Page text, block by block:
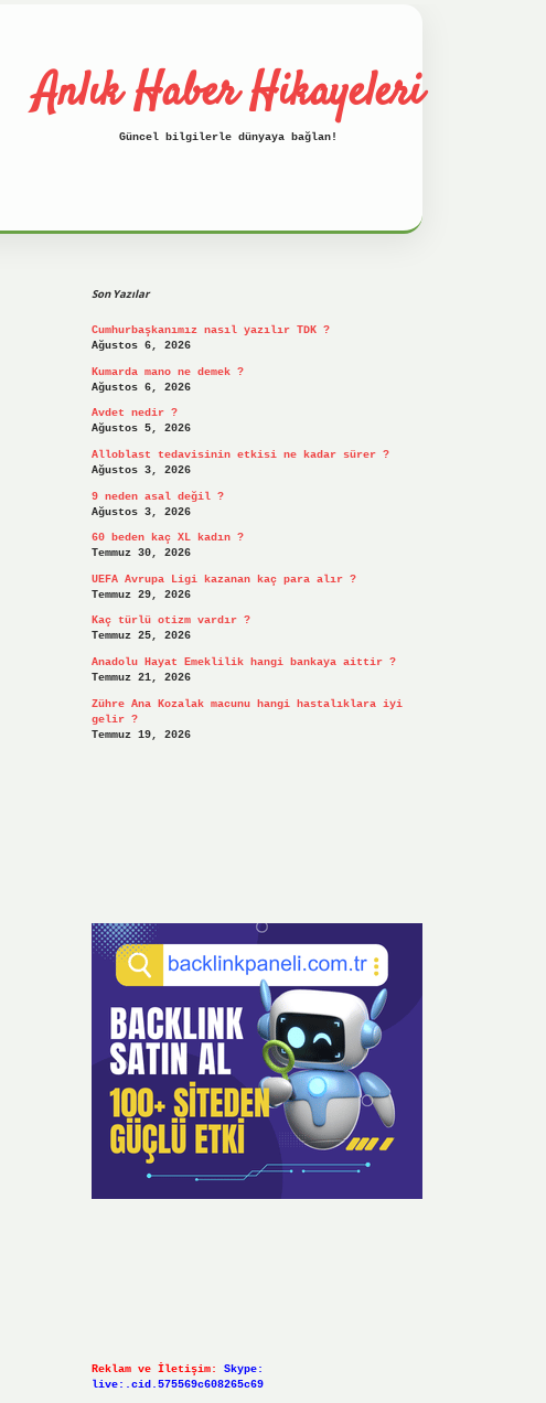
Anlık Haber Hikayeleri
Güncel bilgilerle dünyaya bağlan!
Son Yazılar
Cumhurbaşkanımız nasıl yazılır TDK ?
Ağustos 6, 2026
Kumarda mano ne demek ?
Ağustos 6, 2026
Avdet nedir ?
Ağustos 5, 2026
Alloblast tedavisinin etkisi ne kadar sürer ?
Ağustos 3, 2026
9 neden asal değil ?
Ağustos 3, 2026
60 beden kaç XL kadın ?
Temmuz 30, 2026
UEFA Avrupa Ligi kazanan kaç para alır ?
Temmuz 29, 2026
Kaç türlü otizm vardır ?
Temmuz 25, 2026
Anadolu Hayat Emeklilik hangi bankaya aittir ?
Temmuz 21, 2026
Zühre Ana Kozalak macunu hangi hastalıklara iyi
gelir ?
Temmuz 19, 2026
Reklam ve İletişim:
Skype:
live:.cid.575569c608265c69